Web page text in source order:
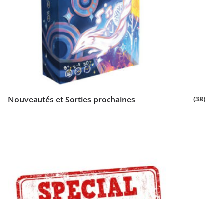
Nouveautés et Sorties prochaines (38)